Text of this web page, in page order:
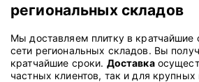
региональных складов
Мы доставляем плитку в кратчайшие
сети региональных складов. Вы
кратчайшие сроки. Доставка
частных клиентов, так и для крупных